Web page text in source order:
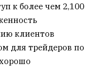
к более чем 2,100
клиентов
для трейдеров по